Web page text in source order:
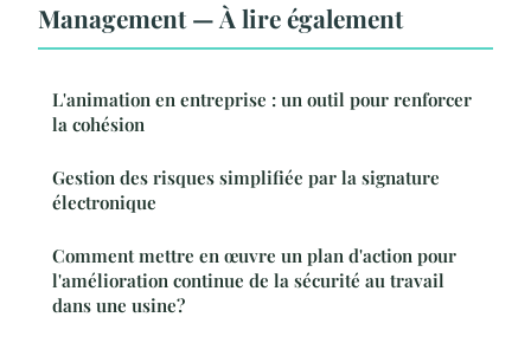
Management — À lire également
L'animation en entreprise : un outil pour renforcer
la cohésion
Gestion des risques simplifiée par la signature
électronique
Comment mettre en œuvre un plan d'action pour
l'amélioration continue de la sécurité au travail
dans une usine?